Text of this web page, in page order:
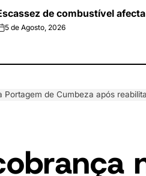
de combustível
5 de Agosto, 2026
Portagem de Cumbeza após